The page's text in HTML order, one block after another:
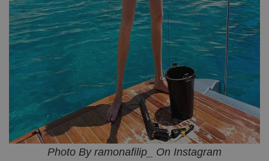
Photo By ramonafilip_ On Instagram